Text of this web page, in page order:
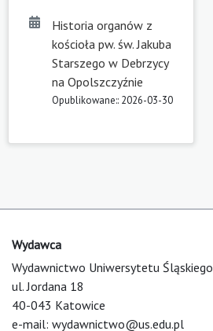
Historia organów z
kościoła pw. św. Jakuba
Starszego w Debrzycy
na Opolszczyźnie
Opublikowane:: 2026-03-30
Wydawca
Wydawnictwo Uniwersytetu Śląskiego
ul. Jordana 18
40-043 Katowice
e-mail: wydawnictwo@us.edu.pl